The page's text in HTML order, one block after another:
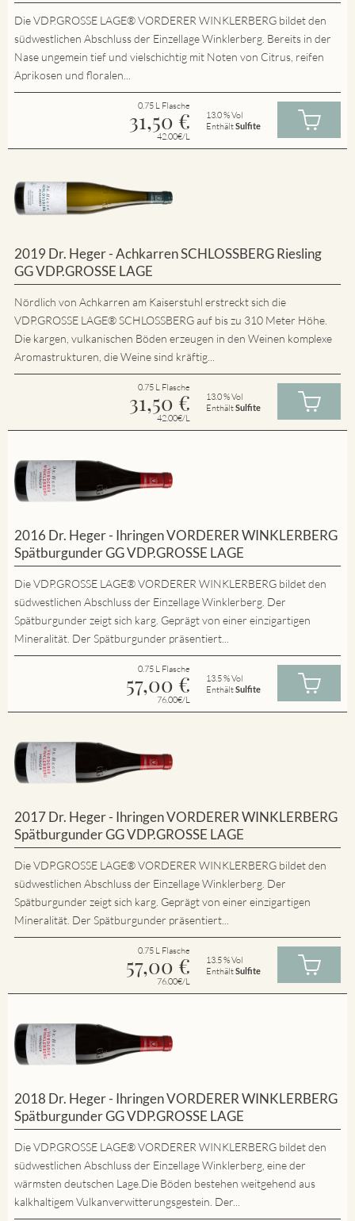
Die VDP.GROSSE LAGE® VORDERER WINKLERBERG bildet den
südwestlichen Abschluss der Einzellage Winklerberg. Bereits in der
Nase ungemein tief und vielschichtig mit Noten von Citrus, reifen
Aprikosen und floralen...
0.75 L Flasche
31,50 €
42.00€/L
13.0 % Vol
EnthältSulfite
2019 Dr. Heger - Achkarren SCHLOSSBERG Riesling
GG VDP.GROSSE LAGE
Nördlich von Achkarren am Kaiserstuhl erstreckt sich die
VDP.GROSSE LAGE® SCHLOSSBERG auf bis zu 310 Meter Höhe.
Die kargen, vulkanischen Böden erzeugen in den Weinen komplexe
Aromastrukturen, die Weine sind kräftig...
0.75 L Flasche
31,50 €
42.00€/L
13.0 % Vol
EnthältSulfite
2016 Dr. Heger - Ihringen VORDERER WINKLERBERG
Spätburgunder GG VDP.GROSSE LAGE
Die VDP.GROSSE LAGE® VORDERER WINKLERBERG bildet den
südwestlichen Abschluss der Einzellage Winklerberg. Der
Spätburgunder zeigt sich karg. Geprägt von einer einzigartigen
Mineralität. Der Spätburgunder präsentiert...
0.75 L Flasche
57,00 €
76.00€/L
13.5 % Vol
EnthältSulfite
2017 Dr. Heger - Ihringen VORDERER WINKLERBERG
Spätburgunder GG VDP.GROSSE LAGE
Die VDP.GROSSE LAGE® VORDERER WINKLERBERG bildet den
südwestlichen Abschluss der Einzellage Winklerberg. Der
Spätburgunder zeigt sich karg. Geprägt von einer einzigartigen
Mineralität. Der Spätburgunder präsentiert...
0.75 L Flasche
57,00 €
76.00€/L
13.5 % Vol
EnthältSulfite
2018 Dr. Heger - Ihringen VORDERER WINKLERBERG
Spätburgunder GG VDP.GROSSE LAGE
Die VDP.GROSSE LAGE® VORDERER WINKLERBERG bildet den
südwestlichen Abschluss der Einzellage Winklerberg, eine der
wärmsten deutschen Lage.Die Böden bestehen weitgehend aus
kalkhaltigem Vulkanverwitterungsgestein. Der...